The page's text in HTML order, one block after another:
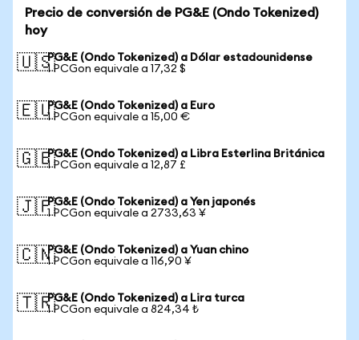
Precio de conversión de PG&E (Ondo Tokenized)
hoy
🇺🇸PG&E (Ondo Tokenized) a Dólar estadounidense
1 PCGon equivale a 17,32 $
🇪🇺PG&E (Ondo Tokenized) a Euro
1 PCGon equivale a 15,00 €
🇬🇧PG&E (Ondo Tokenized) a Libra Esterlina Británica
1 PCGon equivale a 12,87 £
🇯🇵PG&E (Ondo Tokenized) a Yen japonés
1 PCGon equivale a 2733,63 ¥
🇨🇳PG&E (Ondo Tokenized) a Yuan chino
1 PCGon equivale a 116,90 ¥
🇹🇷PG&E (Ondo Tokenized) a Lira turca
1 PCGon equivale a 824,34 ₺